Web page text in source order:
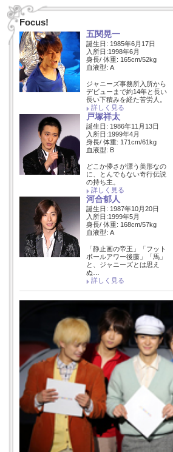
Focus!
五関晃一
誕生日: 1985年6月17日
入所日:1998年6月
身長/ 体重: 165cm/52kg
血液型: A
ジャニーズ事務所入所から
デビューまで約14年と長い
長い下積みを経た苦労人。
詳しく見る
戸塚祥太
誕生日: 1986年11月13日
入所日:1999年4月
身長/ 体重: 171cm/61kg
血液型: B
どこか儚さが漂う美形なの
に、とんでもない奇行伝説
の持ち主。
詳しく見る
河合郁人
誕生日: 1987年10月20日
入所日:1999年5月
身長/ 体重: 168cm/57kg
血液型: A
「静止画の帝王」「フット
ボールアワー後藤」「馬」
と、ジャニーズとは思え
ぬ…
詳しく見る